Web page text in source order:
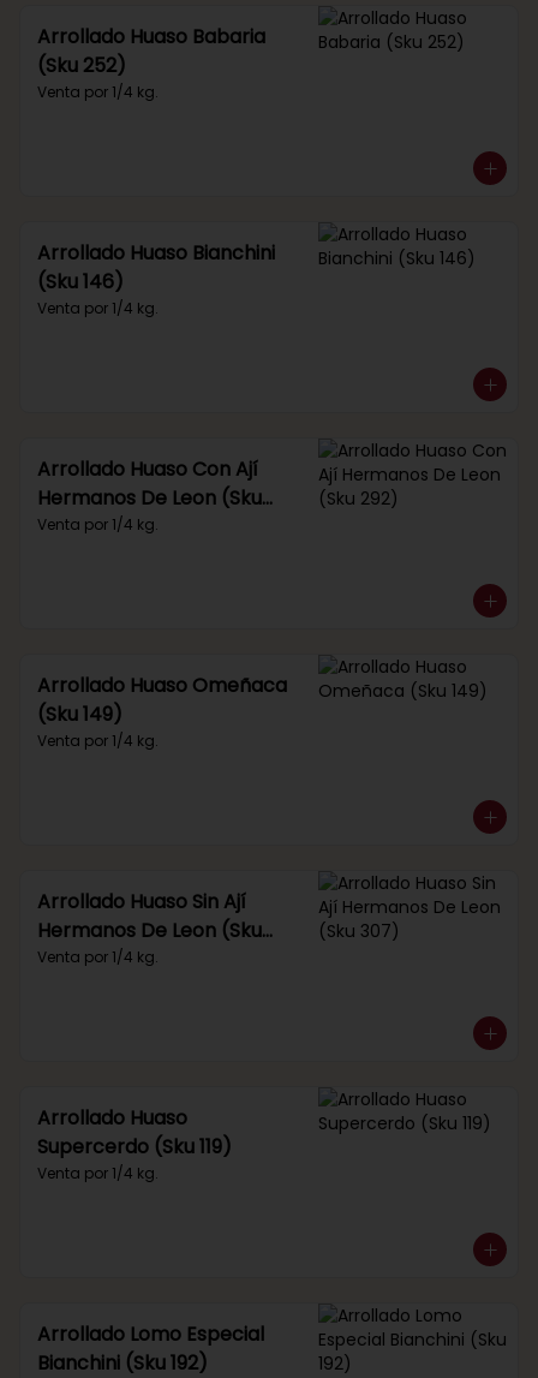
Arrollado Huaso Babaria
(Sku 252)
Venta por 1/4 kg.
Arrollado Huaso Bianchini
(Sku 146)
Venta por 1/4 kg.
Arrollado Huaso Con Ají
Hermanos De Leon (Sku
292)
Venta por 1/4 kg.
Arrollado Huaso Omeñaca
(Sku 149)
Venta por 1/4 kg.
Arrollado Huaso Sin Ají
Hermanos De Leon (Sku
307)
Venta por 1/4 kg.
Arrollado Huaso
Supercerdo (Sku 119)
Venta por 1/4 kg.
Arrollado Lomo Especial
Bianchini (Sku 192)